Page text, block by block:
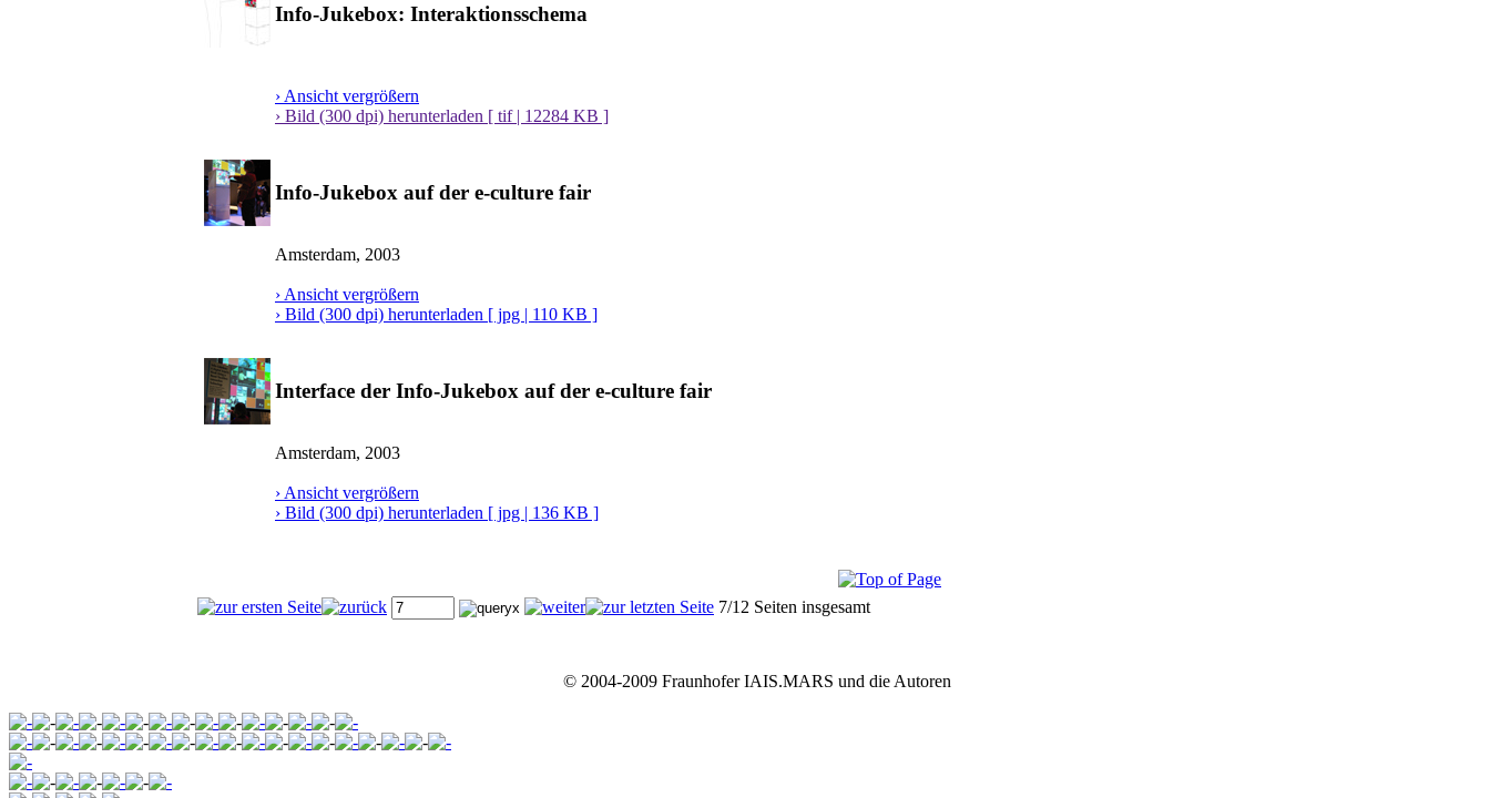
Info-Jukebox: Interaktionsschema
› Ansicht vergrößern
› Bild (300 dpi) herunterladen [ tif | 12284 KB ]
Info-Jukebox auf der e-culture fair
Amsterdam, 2003
› Ansicht vergrößern
› Bild (300 dpi) herunterladen [ jpg | 110 KB ]
Interface der Info-Jukebox auf der e-culture fair
Amsterdam, 2003
› Ansicht vergrößern
› Bild (300 dpi) herunterladen [ jpg | 136 KB ]
7/12 Seiten insgesamt
© 2004-2009 Fraunhofer IAIS.MARS und die Autoren